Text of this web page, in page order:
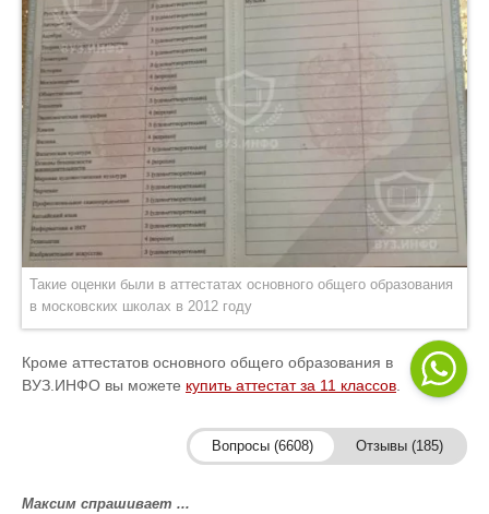
Такие оценки были в аттестатах основного общего образования
в московских школах в 2012 году
Кроме аттестатов основного общего образования в
ВУЗ.ИНФО вы можете купить аттестат за 11 классов
Вопросы (6608) Отзывы (185)
Максим спрашивает ...